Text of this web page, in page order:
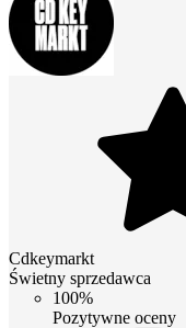
Cdkeymarkt
Świetny sprzedawca
100%
Pozytywne oceny